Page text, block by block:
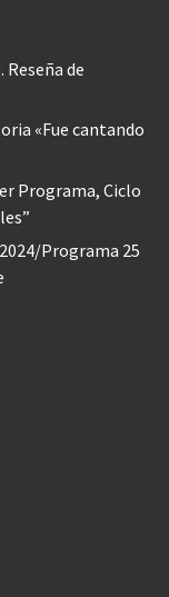
Reseña de
«Fue cantando
Programa, Ciclo
Programa 25